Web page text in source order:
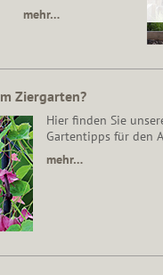
mehr…
Ziergarten?
Hier finden Sie
Gartentipps für den
mehr…